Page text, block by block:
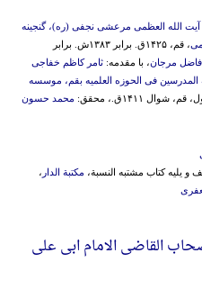
الله العظمی مرعشی نجفی (ره)، گنجینه
، قم، ۱۴۲۵ق. برابر ۱۳۸۳ش. برابر
مرجان، با مقدمه: ثامر کاظم خفاجی
‌المدرسین‌ فی‌ ‌الحوزه‌ ‌العلمیه‌ بقم‌، موسسه‌
شوال ۱۴۱۱ق.، محقق: محمد حسون
و یلیه کتاب مشتبه النسبة، مکتبة الدار ،
القاضی الامام ابی علی